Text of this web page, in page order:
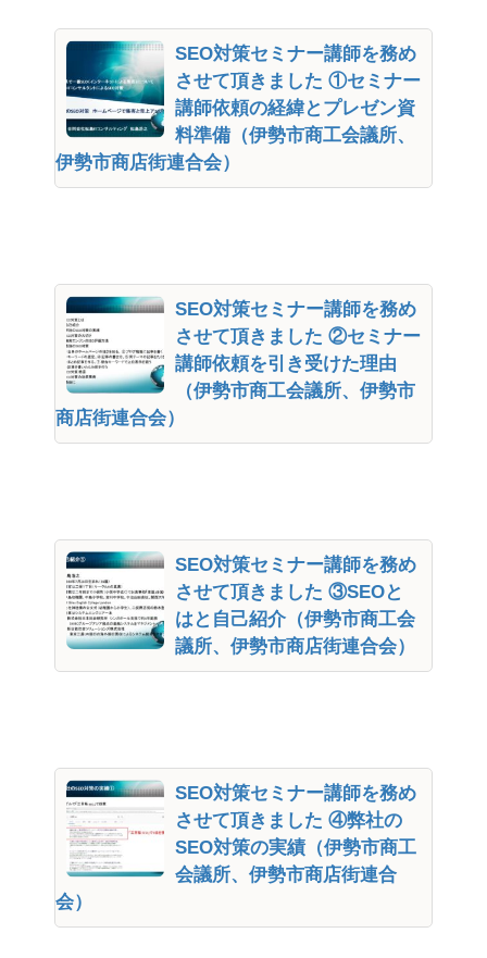
SEO対策セミナー講師を務め
させて頂きました ①セミナー
講師依頼の経緯とプレゼン資
料準備（伊勢市商工会議所、
伊勢市商店街連合会）
SEO対策セミナー講師を務め
させて頂きました ②セミナー
講師依頼を引き受けた理由
（伊勢市商工会議所、伊勢市
商店街連合会）
SEO対策セミナー講師を務め
させて頂きました ③SEOと
はと自己紹介（伊勢市商工会
議所、伊勢市商店街連合会）
SEO対策セミナー講師を務め
させて頂きました ④弊社の
SEO対策の実績（伊勢市商工
会議所、伊勢市商店街連合
会）